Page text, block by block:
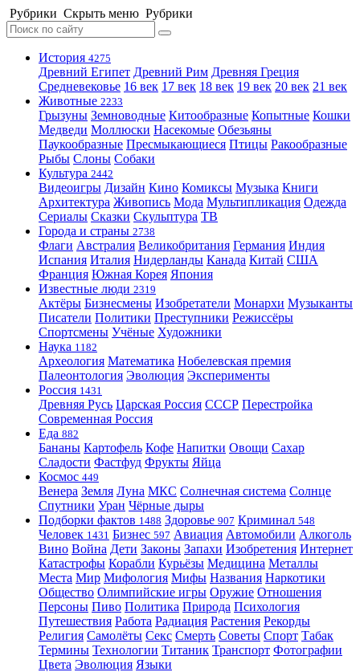
Рубрики Скрыть меню Рубрики
История 4275
Древний Египет Древний Рим Древняя Греция
Средневековье 16 век 17 век 18 век 19 век 20 век 21 век
Животные 2233
Грызуны Земноводные Китообразные Копытные Кошки
Медведи Моллюски Насекомые Обезьяны
Паукообразные Пресмыкающиеся Птицы Ракообразные
Рыбы Слоны Собаки
Культура 2442
Видеоигры Дизайн Кино Комиксы Музыка Книги
Архитектура Живопись Мода Мультипликация Одежда
Сериалы Сказки Скульптура ТВ
Города и страны 2738
Флаги Австралия Великобритания Германия Индия
Испания Италия Нидерланды Канада Китай США
Франция Южная Корея Япония
Известные люди 2319
Актёры Бизнесмены Изобретатели Монархи Музыканты
Писатели Политики Преступники Режиссёры
Спортсмены Учёные Художники
Наука 1182
Археология Математика Нобелевская премия
Палеонтология Эволюция Эксперименты
Россия 1431
Древняя Русь Царская Россия СССР Перестройка
Современная Россия
Еда 882
Бананы Картофель Кофе Напитки Овощи Сахар
Сладости Фастфуд Фрукты Яйца
Космос 449
Венера Земля Луна МКС Солнечная система Солнце
Спутники Уран Чёрные дыры
Подборки фактов 1488 Здоровье 907 Криминал 548
Человек 1431 Бизнес 597 Авиация Автомобили Алкоголь
Вино Война Дети Законы Запахи Изобретения Интернет
Катастрофы Корабли Курьёзы Медицина Металлы
Места Мир Мифология Мифы Названия Наркотики
Общество Олимпийские игры Оружие Отношения
Персоны Пиво Политика Природа Психология
Путешествия Работа Радиация Растения Рекорды
Религия Самолёты Секс Смерть Советы Спорт Табак
Термины Технологии Титаник Транспорт Фотографии
Цвета Эволюция Языки